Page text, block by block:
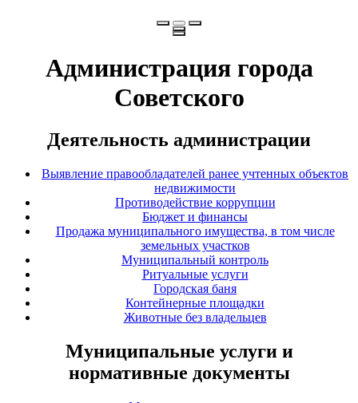
Администрация города
Советского
Деятельность администрации
Выявление правообладателей ранее учтенных объектов
недвижимости
Противодействие коррупции
Бюджет и финансы
Продажа муниципального имущества, в том числе
земельных участков
Муниципальный контроль
Ритуальные услуги
Городская баня
Контейнерные площадки
Животные без владельцев
Муниципальные услуги и
нормативные документы